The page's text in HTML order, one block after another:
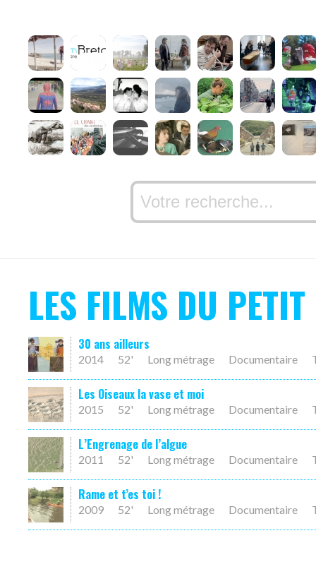
LES FILMS DU PETIT
30 ans ailleurs
2014 52' Long métrage Documentaire
Les Oiseaux la vase et moi
2015 52' Long métrage Documentaire
L’Engrenage de l’algue
2011 52' Long métrage Documentaire
Rame et t’es toi !
2009 52' Long métrage Documentaire